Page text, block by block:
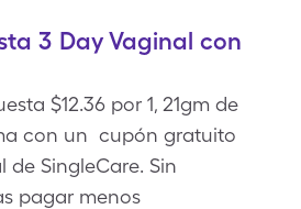
3 Day Vaginal con
$12.36 por 1, 21gm de
con un cupón gratuito
de SingleCare. Sin
pagar menos